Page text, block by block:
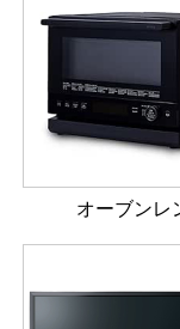
オーブンレ